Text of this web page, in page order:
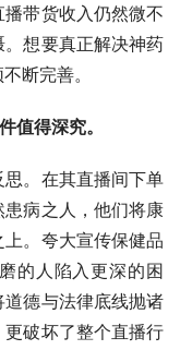
带货收入仍然微不
想要真正解决神药
断完善。
值得深究。
。在其直播间下单
病之人，他们将康
。夸大宣传保健品
的人陷入更深的困
德与法律底线抛诸
破坏了整个直播行